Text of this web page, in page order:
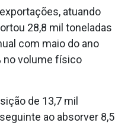
atuando
28,8 mil toneladas
com maio do ano
no volume físico
de 13,7 mil
ao absorver 8,5